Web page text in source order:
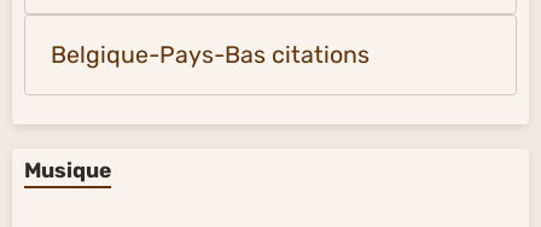
Belgique-Pays-Bas citations
Musique